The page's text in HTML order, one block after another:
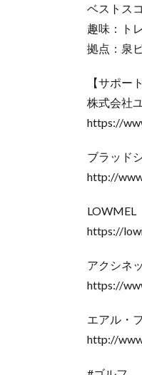
ベストス
趣味：ト
拠点：泉
【サポー
株式会社
https://
ブラッド
http://
LOWMEL
https://
アクシネ
https://
エアル・
http://